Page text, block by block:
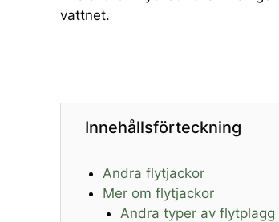
vattnet.
Innehållsförteckning
Andra flytjackor
Mer om flytjackor
Andra typer av